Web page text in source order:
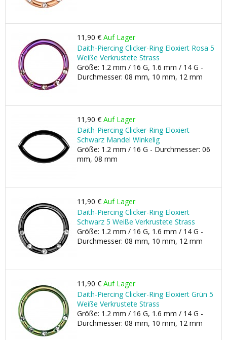
11,90 € Auf Lager
Daith-Piercing Clicker-Ring Eloxiert Rosa 5
Weiße Verkrustete Strass
Größe: 1.2 mm / 16 G, 1.6 mm / 14 G -
Durchmesser: 08 mm, 10 mm, 12 mm
11,90 € Auf Lager
Daith-Piercing Clicker-Ring Eloxiert
Schwarz Mandel Winkelig
Größe: 1.2 mm / 16 G - Durchmesser: 06
mm, 08 mm
11,90 € Auf Lager
Daith-Piercing Clicker-Ring Eloxiert
Schwarz 5 Weiße Verkrustete Strass
Größe: 1.2 mm / 16 G, 1.6 mm / 14 G -
Durchmesser: 08 mm, 10 mm, 12 mm
11,90 € Auf Lager
Daith-Piercing Clicker-Ring Eloxiert Grün 5
Weiße Verkrustete Strass
Größe: 1.2 mm / 16 G, 1.6 mm / 14 G -
Durchmesser: 08 mm, 10 mm, 12 mm